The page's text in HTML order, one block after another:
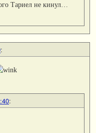
Тариел не кинул…
:
: